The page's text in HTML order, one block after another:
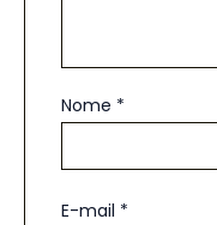
Nome *
E-mail *